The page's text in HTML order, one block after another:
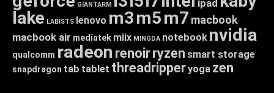
GIANTARM ipad
lake LABISTS lenovo m3m5m7 macbook
macbook air mediatek miix MINGDA notebook nvidia
qualcomm radeon renoirryzen smart storage
snapdragon tab tablet threadripperyoga zen